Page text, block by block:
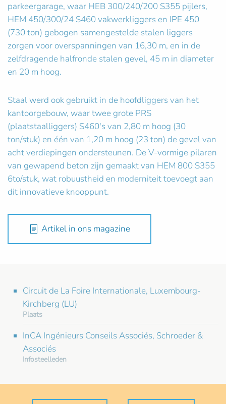
parkeergarage, waar HEB 300/240/200 S355 pijlers,
HEM 450/300/24 S460 vakwerkliggers en IPE 450
(730 ton) gebogen samengestelde stalen liggers
zorgen voor overspanningen van 16,30 m, en in de
zelfdragende halfronde stalen gevel, 45 m in diameter
en 20 m hoog.
Staal werd ook gebruikt in de hoofdliggers van het
kantoorgebouw, waar twee grote PRS
(plaatstaalliggers) S460's van 2,80 m hoog (30
ton/stuk) en één van 1,20 m hoog (23 ton) de gevel van
acht verdiepingen ondersteunen. De V-vormige pilaren
van gewapend beton zijn gemaakt van HEM 800 S355
6to/stuk, wat robuustheid en moderniteit toevoegt aan
dit innovatieve knooppunt.
Artikel in ons magazine
Circuit de La Foire Internationale, Luxembourg-
Kirchberg (LU)
Plaats
InCA Ingénieurs Conseils Associés, Schroeder &
Associés
Infosteelleden